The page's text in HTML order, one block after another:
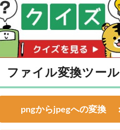
ファイル変換ツール
pngからjpegへの変換